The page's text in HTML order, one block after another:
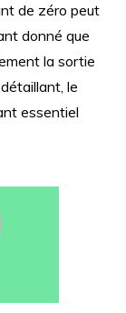
de zéro peut
donné que
la sortie
le
essentiel